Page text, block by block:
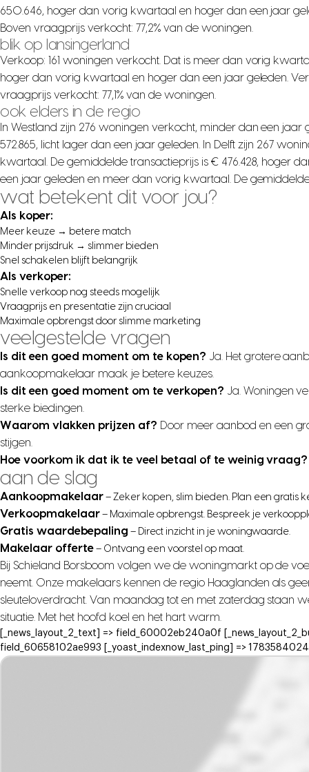
650.646, hoger dan vorig kwartaal en hoger dan een jaar
Boven vraagprijs verkocht: 77,2% van de woningen.
blik op lansingerland
Verkoop: 161 woningen verkocht. Dat is meer dan vorig
hoger dan vorig kwartaal en hoger dan een jaar geleden.
vraagprijs verkocht: 77,1% van de woningen.
ook elders in de regio
In Westland zijn 276 woningen verkocht, minder dan een
572.865, licht lager dan een jaar geleden. In Delft zijn 267
kwartaal. De gemiddelde transactieprijs is € 476.428, hoger
een jaar geleden en meer dan vorig kwartaal. De
wat betekent dit voor jou?
Als koper:
Meer keuze → betere match
Minder prijsdruk → slimmer bieden
Snel schakelen blijft belangrijk
Als verkoper:
Snelle verkoop nog steeds mogelijk
Vraagprijs en presentatie zijn cruciaal
Maximale opbrengst door slimme marketing
veelgestelde vragen
Is dit een goed moment om te kopen? Ja. Het grotere
aankoopmakelaar maak je betere keuzes.
Is dit een goed moment om te verkopen? Ja. Woningen
sterke biedingen.
Waarom vlakken prijzen af? Door meer aanbod en een
stijgen.
Hoe voorkom ik dat ik te veel betaal of te weinig vraag?
aan de slag
Aankoopmakelaar– Zeker kopen, slim bieden. Plan een gratis
Verkoopmakelaar– Maximale opbrengst. Bespreek je
Gratis waardebepaling – Direct inzicht in je woningwaarde.
Makelaar offerte– Ontvang een voorstel op maat.
Bij Schieland Borsboom volgen we de woningmarkt op de
neemt. Onze makelaars kennen de regio Haaglanden als
sleuteloverdracht. Van maandag tot en met zaterdag staan
situatie. Met het hoofd koel en het hart warm.
[_news_layout_2_text] => field_60002eb240a0f
field_60658102ae993 [_yoast_indexnow_last_ping] =>